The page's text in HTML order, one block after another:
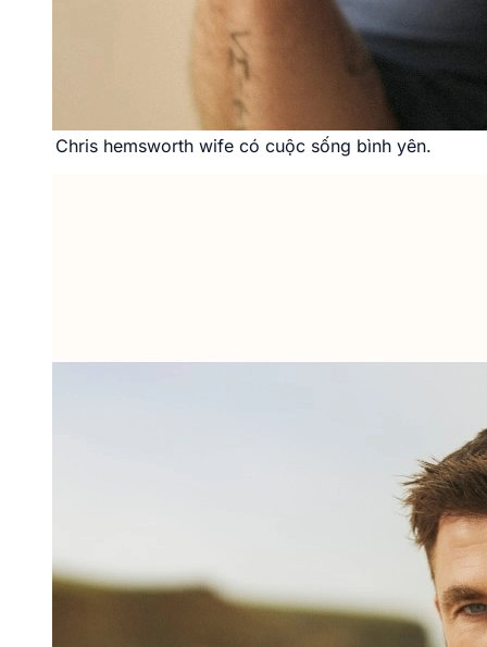
Chris hemsworth wife có cuộc sống bình yên.